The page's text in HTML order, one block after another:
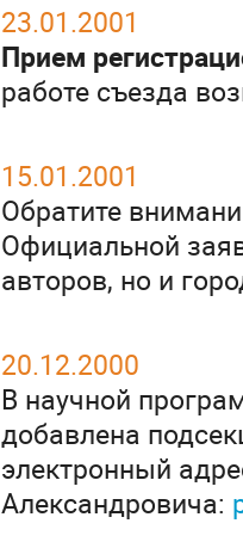
23.01.2001
Прием
работе съезда
15.01.2001
Обратите
Официальной
авторов, но и
20.12.2000
В научной
добавлена
электронный
Александровича: